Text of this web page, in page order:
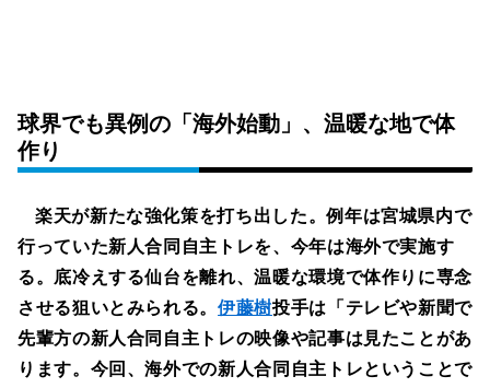
球界でも異例の「海外始動」、温暖な地で体
作り
楽天が新たな強化策を打ち出した。例年は宮城県内で
行っていた新人合同自主トレを、今年は海外で実施す
る。底冷えする仙台を離れ、温暖な環境で体作りに専念
させる狙いとみられる。伊藤樹投手は「テレビや新聞で
先輩方の新人合同自主トレの映像や記事は見たことがあ
ります。今回、海外での新人合同自主トレということで